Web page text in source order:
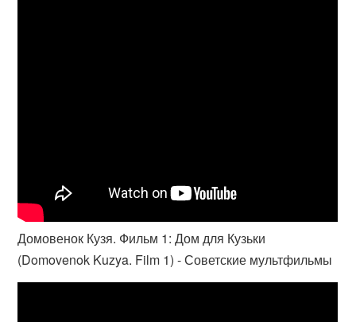
Домовенок Кузя. Фильм 1: Дом для Кузьки
(Domovenok Kuzya. Film 1) - Советские мультфильмы